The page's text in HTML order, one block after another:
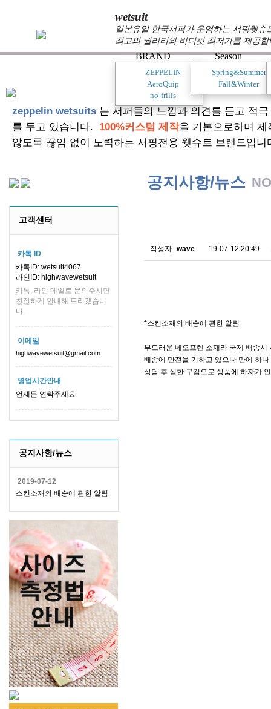
wetsuit
일본유일 한국서퍼가 운영하는 서핑웻
최고의 퀄리티와 바디핏 최저가를 제공합
BRAND
ZEPPELIN
AeroQuip
no-frills
Season
Spring&Summer
Fall&Winter
zeppelin wetsuits 는 서퍼들의 느낌과 의견를 듣고 적
를 두고 있습니다. 100%커스텀 제작을 기본으로하며
않도록 끊임 없이 노력하는 서핑전용 웻슈트 브랜드입니
고객센터
카톡 ID
카톡ID: wetsuit4067
라인ID: highwavewetsuit
카톡, 라인 메일로 문의주시면
친절하게 안내해 드리겠습니
다.
이메일
highwavewetsuit@gmail.com
영업시간안내
언제든 연락주세요
공지사항/뉴스
2019-07-12
스킨소재의 배송에 관한 알림
공지사항/뉴스
작성자 wave 19-07-12 20:49
*스킨소재의 배송에 관한 알림
부드러운 네오프렌 소재라 국제 배송
배송에 만전을 기하고 있으나 만에 하
상담 후 심한 구김으로 상품에 하자가